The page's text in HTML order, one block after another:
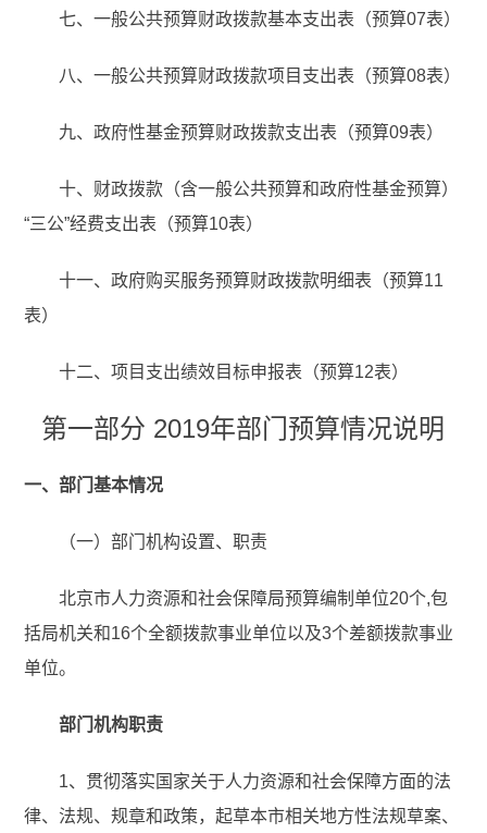
七、一般公共预算财政拨款基本支出表（预算07表）
八、一般公共预算财政拨款项目支出表（预算08表）
九、政府性基金预算财政拨款支出表（预算09表）
十、财政拨款（含一般公共预算和政府性基金预算）
“三公”经费支出表（预算10表）
十一、政府购买服务预算财政拨款明细表（预算11
表）
十二、项目支出绩效目标申报表（预算12表）
第一部分 2019年部门预算情况说明
一、部门基本情况
（一）部门机构设置、职责
北京市人力资源和社会保障局预算编制单位20个,包
括局机关和16个全额拨款事业单位以及3个差额拨款事业
单位。
部门机构职责
1、贯彻落实国家关于人力资源和社会保障方面的法
律、法规、规章和政策，起草本市相关地方性法规草案、